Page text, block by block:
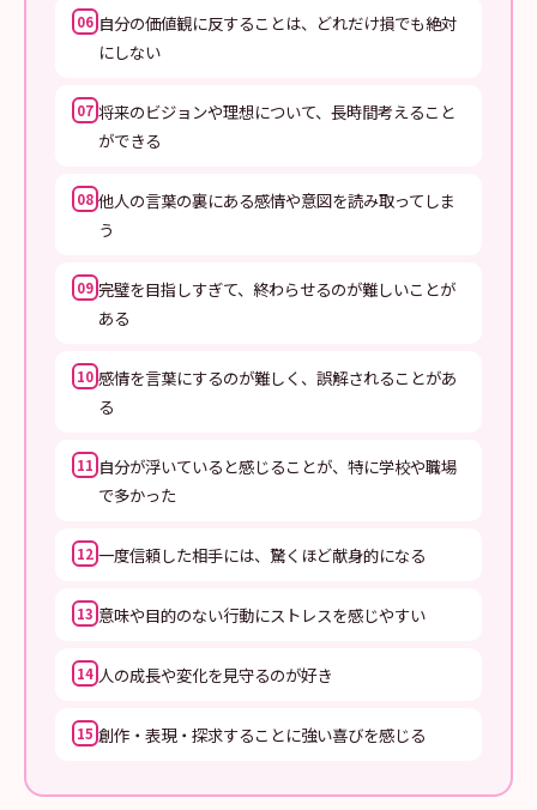
06 自分の価値観に反することは、どれだけ損でも絶対
にしない
07 将来のビジョンや理想について、長時間考えること
ができる
08 他人の言葉の裏にある感情や意図を読み取ってしま
う
09 完璧を目指しすぎて、終わらせるのが難しいことが
ある
10 感情を言葉にするのが難しく、誤解されることがあ
る
11 自分が浮いていると感じることが、特に学校や職場
で多かった
12 一度信頼した相手には、驚くほど献身的になる
13 意味や目的のない行動にストレスを感じやすい
14 人の成長や変化を見守るのが好き
15 創作・表現・探求することに強い喜びを感じる